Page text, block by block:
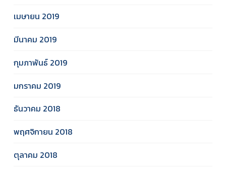
เมษายน 2019
มีนาคม 2019
กุมภาพันธ์ 2019
มกราคม 2019
ธันวาคม 2018
พฤศจิกายน 2018
ตุลาคม 2018